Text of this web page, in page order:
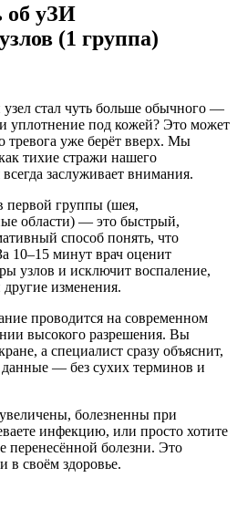
об уЗИ
(1 группа)
стал чуть больше обычного —
уплотнение под кожей? Это может
тревога уже берёт вверх. Мы
тихие стражи нашего
заслуживает внимания.
первой группы (шея,
области) — это быстрый,
способ понять, что
10–15 минут врач оценит
узлов и исключит воспаление,
изменения.
проводится на современном
высокого разрешения. Вы
а специалист сразу объяснит,
— без сухих терминов и
болезненны при
инфекцию, или просто хотите
перенесённой болезни. Это
в своём здоровье.